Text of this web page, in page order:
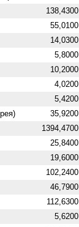
138,4300
55,0100
14,0300
5,8000
10,2000
4,0200
5,4200
35,9200
1394,4700
25,8400
19,6000
102,2400
46,7900
112,6300
5,6200